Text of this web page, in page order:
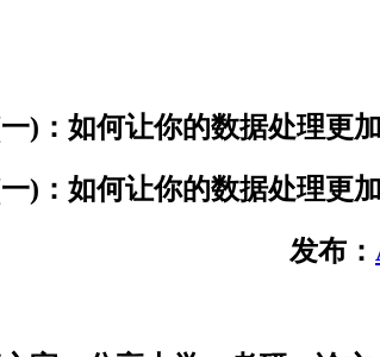
)：如何让你的数据处理
)：如何让你的数据处理
发布：